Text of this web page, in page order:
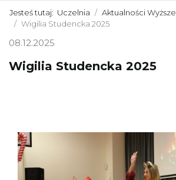
Jesteś tutaj: Uczelnia
Aktualności Wyższe
Wigilia Studencka 2025
08.12.2025
Wigilia Studencka 2025